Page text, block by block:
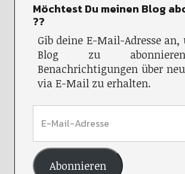
Möchtest Du meinen Blog
??
Gib deine E-Mail-Adresse an,
Blog zu
Benachrichtigungen über
via E-Mail zu erhalten.
Abonnieren